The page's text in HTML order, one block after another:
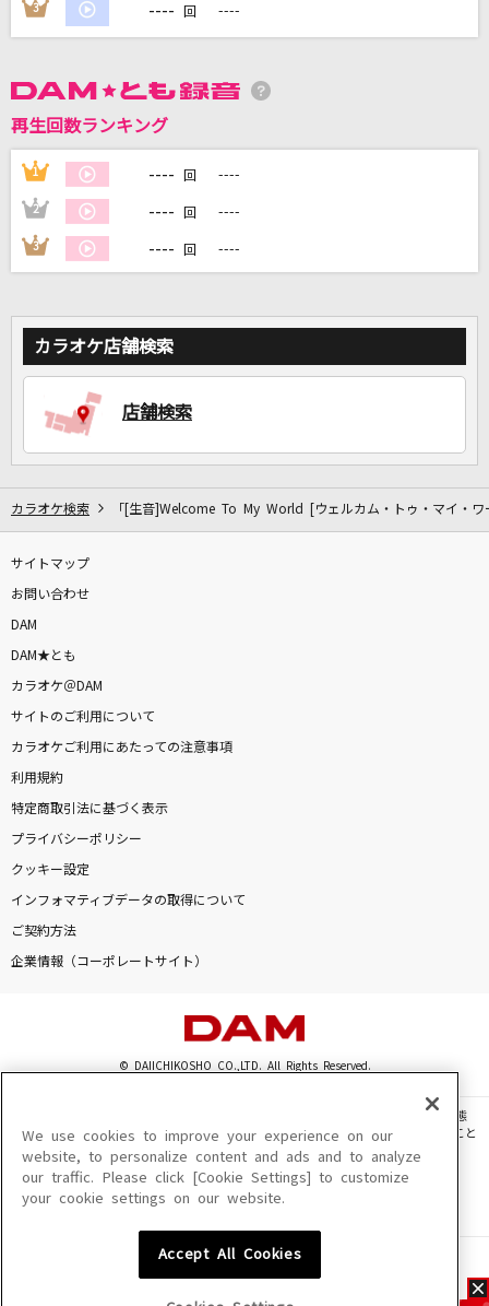
自宅でカラオケ歌い放題！
3 ---- 回 ----
再生回数ランキング
1 ---- 回 ----
2 ---- 回 ----
3 ---- 回 ----
カラオケ店舗検索
店舗検索
カラオケ検索 「[生音]Welcome To My World [ウェルカム・トゥ・マイ・ワ
サイトマップ
お問い合わせ
DAM
DAM★とも
カラオケ＠DAM
サイトのご利用について
カラオケご利用にあたっての注意事項
利用規約
特定商取引法に基づく表示
プライバシーポリシー
クッキー設定
インフォマティブデータの取得について
ご契約方法
企業情報（コーポレートサイト）
© DAIICHIKOSHO CO.,LTD. All Rights Reserved.
このサイトに掲載されている一切の文章・画像・写真・動画・音声等を、手段や形態
を問わず、著作権法の定める範囲を超えて無断で複製、転載、ファイル化などすること
を禁じます。
楽曲及びコンテンツは、機種によりご利用いただけない場合があります。
楽曲及びコンテンツの配信日、配信内容が変更になる場合があります。
We use cookies to improve your experience on our
website, to personalize content and ads and to analyze
our traffic. Please click [Cookie Settings] to customize
your cookie settings on our website.
Accept All Cookies